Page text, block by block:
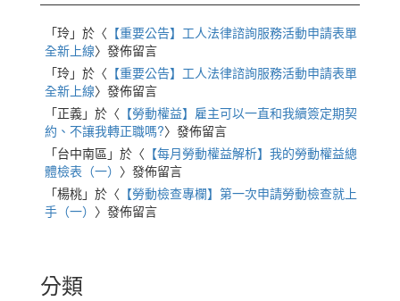
「玲」於〈 【重要公告】工人法律諮詢服務活動申請表單
全新上線〉發佈留言
「玲」於〈 【重要公告】工人法律諮詢服務活動申請表單
全新上線〉發佈留言
「正義」於〈 【勞動權益】雇主可以一直和我續簽定期契
約、不讓我轉正職嗎?〉發佈留言
「台中南區 」於〈 【每月勞動權益解析】我的勞動權益總
體檢表（一） 〉發佈留言
「楊桃」於〈 【勞動檢查專欄】第一次申請勞動檢查就上
手（一） 〉發佈留言
分類